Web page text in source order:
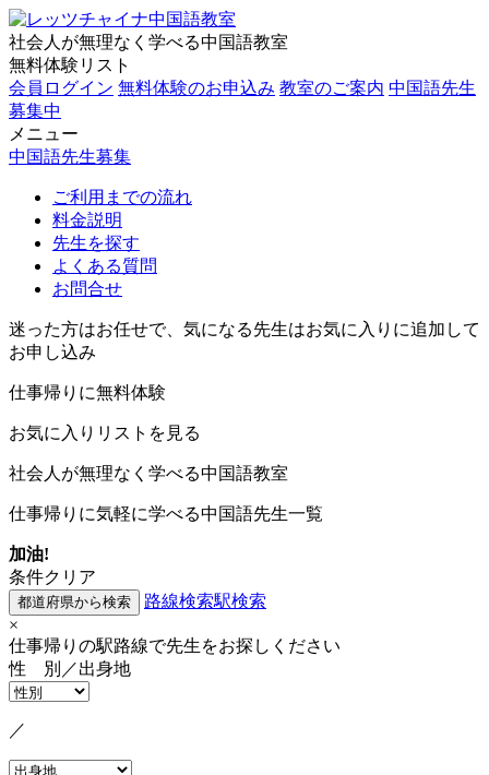
社会人が無理なく学べる中国語教室
無料体験リスト
会員ログイン 無料体験のお申込み 教室のご案内 中国語先生
募集中
メニュー
中国語先生募集
ご利用までの流れ
料金説明
先生を探す
よくある質問
お問合せ
迷った方はお任せで、気になる先生はお気に入りに追加して
お申し込み
仕事帰りに無料体験
お気に入りリストを見る
社会人が無理なく学べる中国語教室
仕事帰りに気軽に学べる中国語先生一覧
加油!
条件クリア
路線検索駅検索
×
仕事帰りの駅路線で先生をお探しください
性 別／出身地
／